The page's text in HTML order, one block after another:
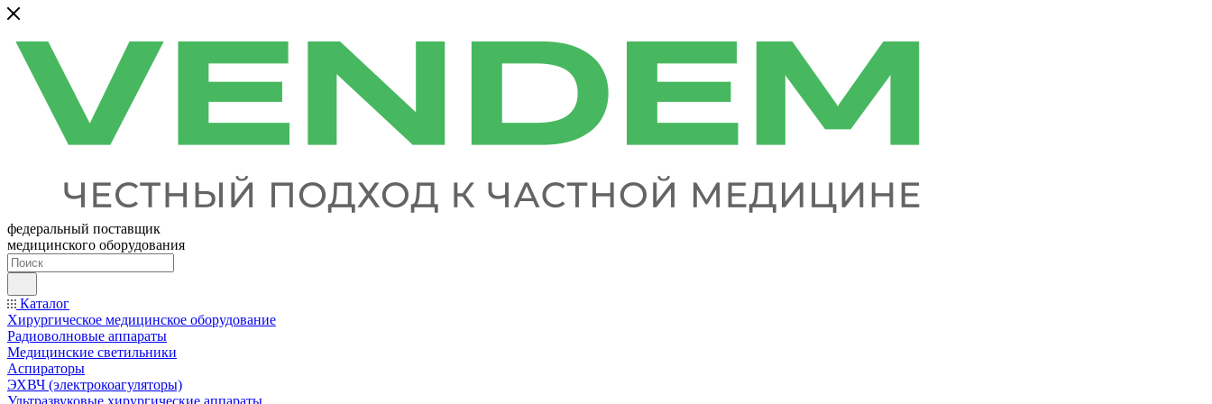
федеральный поставщик
медицинского оборудования
Каталог
Хирургическое медицинское оборудование
Радиоволновые аппараты
Медицинские светильники
Аспираторы
ЭХВЧ (электрокоагуляторы)
Ультразвуковые хирургические аппараты